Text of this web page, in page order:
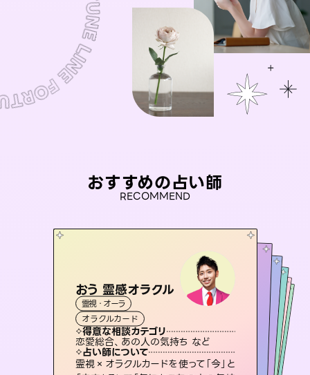
おすすめの占い師
RECOMMEND
おう 霊感オラクル
霊視・オーラ
オラクルカード
得意な相談カテゴリ
恋愛総合、あの人の気持ち など
占い師について
霊視×オラクルカードを使って「今」と
アイリス -iris-
西洋占星術
ルーン
得意な相談カテゴリ
恋愛総合、片想い、二人の未来 など
占い師について
復縁、恋愛、不倫の行方、同性愛や片
思い、仕事関係や借金問題まで知りた
いことや心の負担になっていることを
未来視師＊花
霊視・オーラ
スピリチュアル・リーディング
得意な相談カテゴリ
出逢い、片想い、復縁 など
占い師について
未来には何パターンもの選択肢があり
ます。不安で視えにくくなっているあな
たの素敵な未来を見つけ、その未来を
彗望
霊視・オーラ
スピリチュアル・リーディング
得意な相談カテゴリ
片想い、あの人の気持ち、復縁 など
占い師について
スピリチュアル・リーディング
得意な相談カテゴリ
片想い、あの人の気持ち、復縁 など
占い師について
恋愛のお悩みの中でも特に「曖昧な関
係」の相談を得意としており、友達以上
恋人未満なお相手との今後や本音を丁
霊視・オーラ タロット
スピリチュアル・リーディング
得意な相談カテゴリ
片想い、二人の未来、年の差 など
占い師について